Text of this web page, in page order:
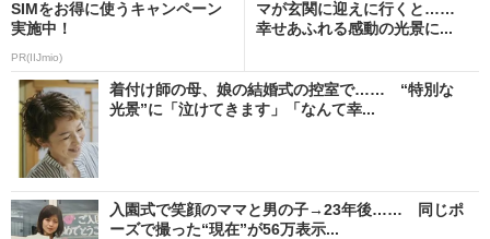
SIMをお得に使うキャンペーン
実施中！
PR(IIJmio)
マが玄関に迎えに行くと……
幸せあふれる感動の光景に...
着付け師の母、娘の結婚式の控室で…… “特別な
光景”に「泣けてきます」「なんて幸...
入園式で笑顔のママと男の子→23年後…… 同じポ
ーズで撮った“現在”が56万表示...